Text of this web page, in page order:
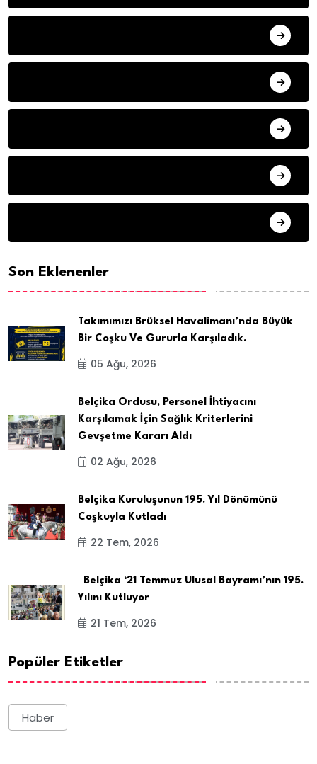
Son Eklenenler
Takımımızı Brüksel Havalimanı’nda Büyük
Bir Coşku Ve Gururla Karşıladık.
05 Ağu, 2026
Belçika Ordusu, Personel İhtiyacını
Karşılamak İçin Sağlık Kriterlerini
Gevşetme Kararı Aldı
02 Ağu, 2026
Belçika Kuruluşunun 195. Yıl Dönümünü
Coşkuyla Kutladı
22 Tem, 2026
Belçika ‘21 Temmuz Ulusal Bayramı’nın 195.
Yılını Kutluyor
21 Tem, 2026
Popüler Etiketler
Haber